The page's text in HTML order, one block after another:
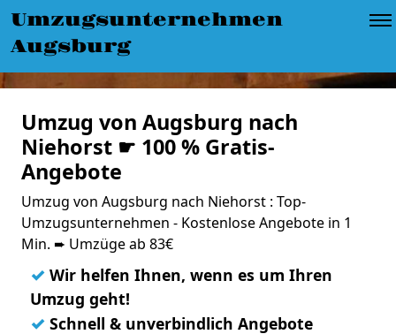
Umzugsunternehmen
Augsburg
Umzug von Augsburg nach
Niehorst ☛ 100 % Gratis-
Angebote
Umzug von Augsburg nach Niehorst : Top-
Umzugsunternehmen - Kostenlose Angebote in 1
Min. ➨ Umzüge ab 83€
✓ Wir helfen Ihnen, wenn es um Ihren
Umzug geht!
✓ Schnell & unverbindlich Angebote